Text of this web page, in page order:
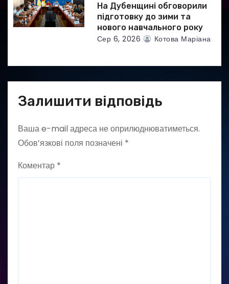
На Дубенщині обговорили
підготовку до зими та
нового навчального року
Сер 6, 2026 Котова Маріана
Залишити відповідь
Ваша e-mail адреса не оприлюднюватиметься.
Обов’язкові поля позначені *
Коментар *